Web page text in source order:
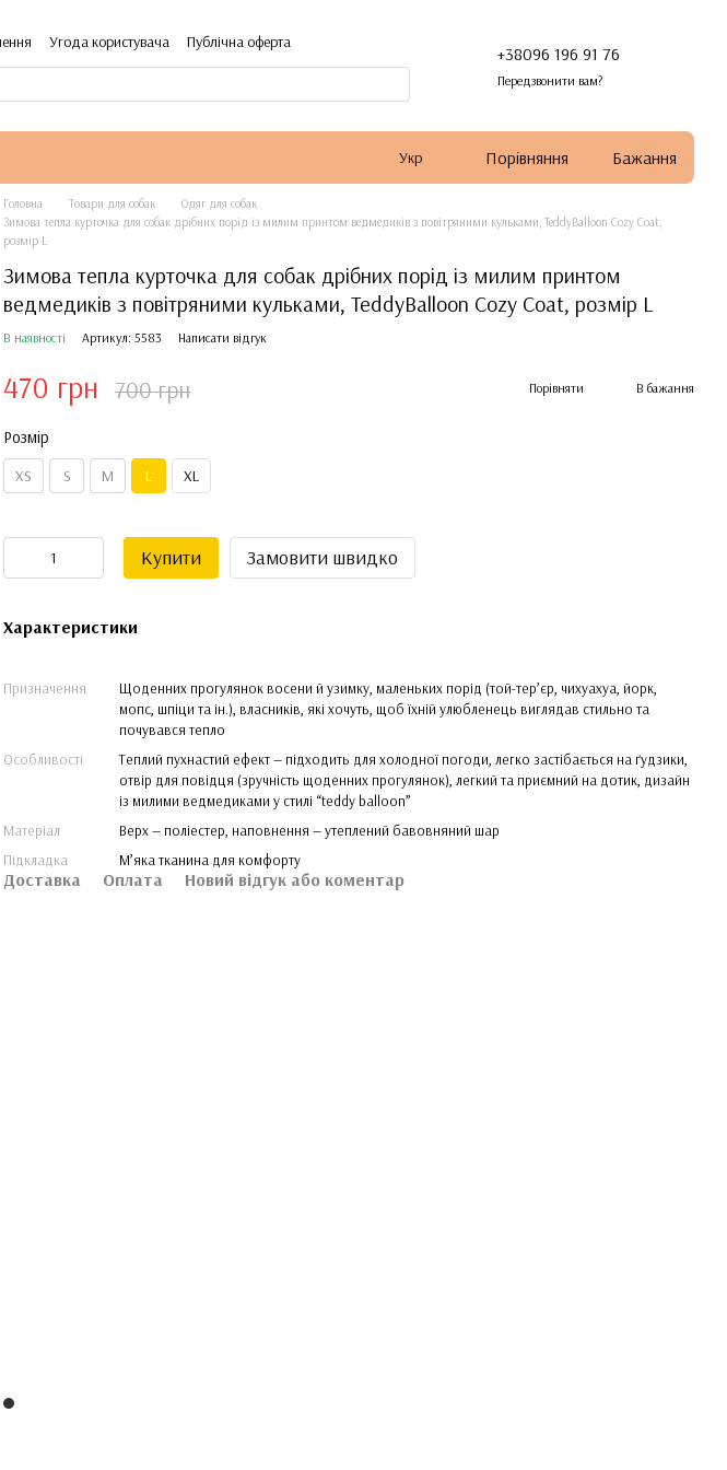
Угода користувача Публічна оферта
+38096 196 91 76
Передзвонити вам?
Укр Порівняння Бажання
Головна Товари для собак
Одяг для собак
Зимова тепла курточка для собак дрібних порід із милим принтом ведмедиків з повітряними кульками, TeddyBalloon Cozy Coat,
розмір L
Зимова тепла курточка для собак дрібних порід із милим принтом
ведмедиків з повітряними кульками, TeddyBalloon Cozy Coat, розмір L
В наявності Артикул: 5583 Написати відгук
470 грн 700 грн Порівняти В бажання
Розмір
ХS S M L XL
Купити Замовити швидко
Характеристики
Призначення
Щоденних прогулянок восени й узимку, маленьких порід (той-тер’єр, чихуахуа, йорк,
мопс, шпіци та ін.), власників, які хочуть, щоб їхній улюбленець виглядав стильно та
почувався тепло
Особливості
Теплий пухнастий ефект — підходить для холодної погоди, легко застібається на ґудзики,
отвір для повідця (зручність щоденних прогулянок), легкий та приємний на дотик, дизайн
із милими ведмедиками у стилі “teddy balloon”
Матеріал
Верх — поліестер, наповнення — утеплений бавовняний шар
Підкладка
М’яка тканина для комфорту
Доставка Оплата Новий відгук або коментар